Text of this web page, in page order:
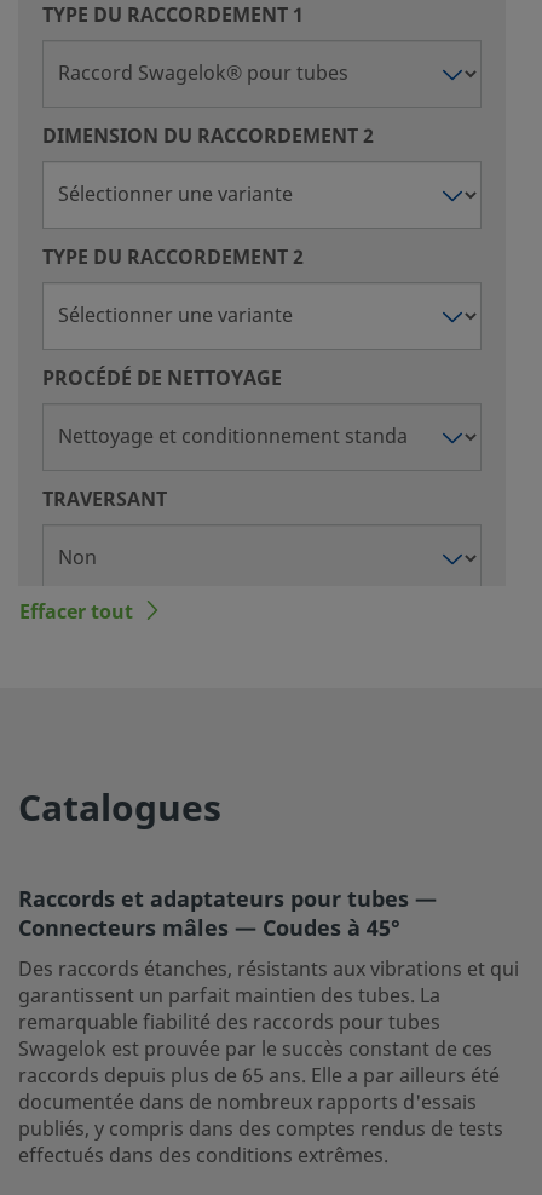
TYPE DU RACCORDEMENT 1
DIMENSION DU RACCORDEMENT 2
TYPE DU RACCORDEMENT 2
PROCÉDÉ DE NETTOYAGE
TRAVERSANT
RÉDUCTEUR DE DÉBIT
Effacer tout
Catalogues
Raccords et adaptateurs pour tubes —
Connecteurs mâles — Coudes à 45°
Des raccords étanches, résistants aux vibrations et qui
garantissent un parfait maintien des tubes. La
remarquable fiabilité des raccords pour tubes
Swagelok est prouvée par le succès constant de ces
raccords depuis plus de 65 ans. Elle a par ailleurs été
documentée dans de nombreux rapports d'essais
publiés, y compris dans des comptes rendus de tests
effectués dans des conditions extrêmes.